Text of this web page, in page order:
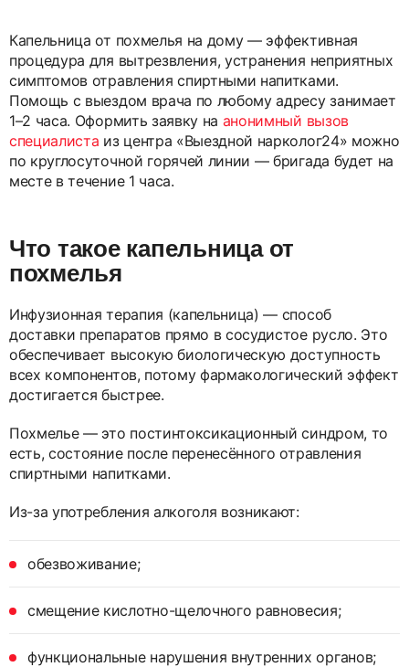
Капельница от похмелья на дому — эффективная
процедура для вытрезвления, устранения неприятных
симптомов отравления спиртными напитками.
Помощь с выездом врача по любому адресу занимает
1–2 часа. Оформить заявку на анонимный вызов
специалиста из центра «Выездной нарколог24» можно
по круглосуточной горячей линии — бригада будет на
месте в течение 1 часа.
Что такое капельница от
похмелья
Инфузионная терапия (капельница) — способ
доставки препаратов прямо в сосудистое русло. Это
обеспечивает высокую биологическую доступность
всех компонентов, потому фармакологический эффект
достигается быстрее.
Похмелье — это постинтоксикационный синдром, то
есть, состояние после перенесённого отравления
спиртными напитками.
Из-за употребления алкоголя возникают:
обезвоживание;
смещение кислотно-щелочного равновесия;
функциональные нарушения внутренних органов;